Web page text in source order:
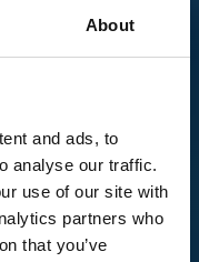
About
and ads, to
analyse our traffic.
use of our site with
partners who
that you’ve